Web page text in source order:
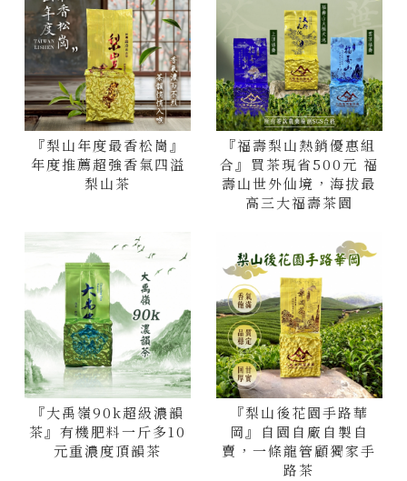
『梨山年度最香松崗』
年度推薦超強香氣四溢
梨山茶
『福壽梨山熱銷優惠組
合』買茶現省500元 福
壽山世外仙境，海拔最
高三大福壽茶園
『大禹嶺90k超級濃韻
茶』有機肥料一斤多10
元重濃度頂韻茶
『梨山後花園手路華
岡』自園自廠自製自
賣，一條龍管顧獨家手
路茶